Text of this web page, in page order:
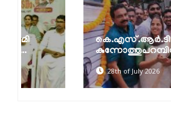
കെ.എസ്.ആർ.ടി.സി
കുന്നോത്തുപറമ്പിന് സ്വന്തം
28th of July 2026